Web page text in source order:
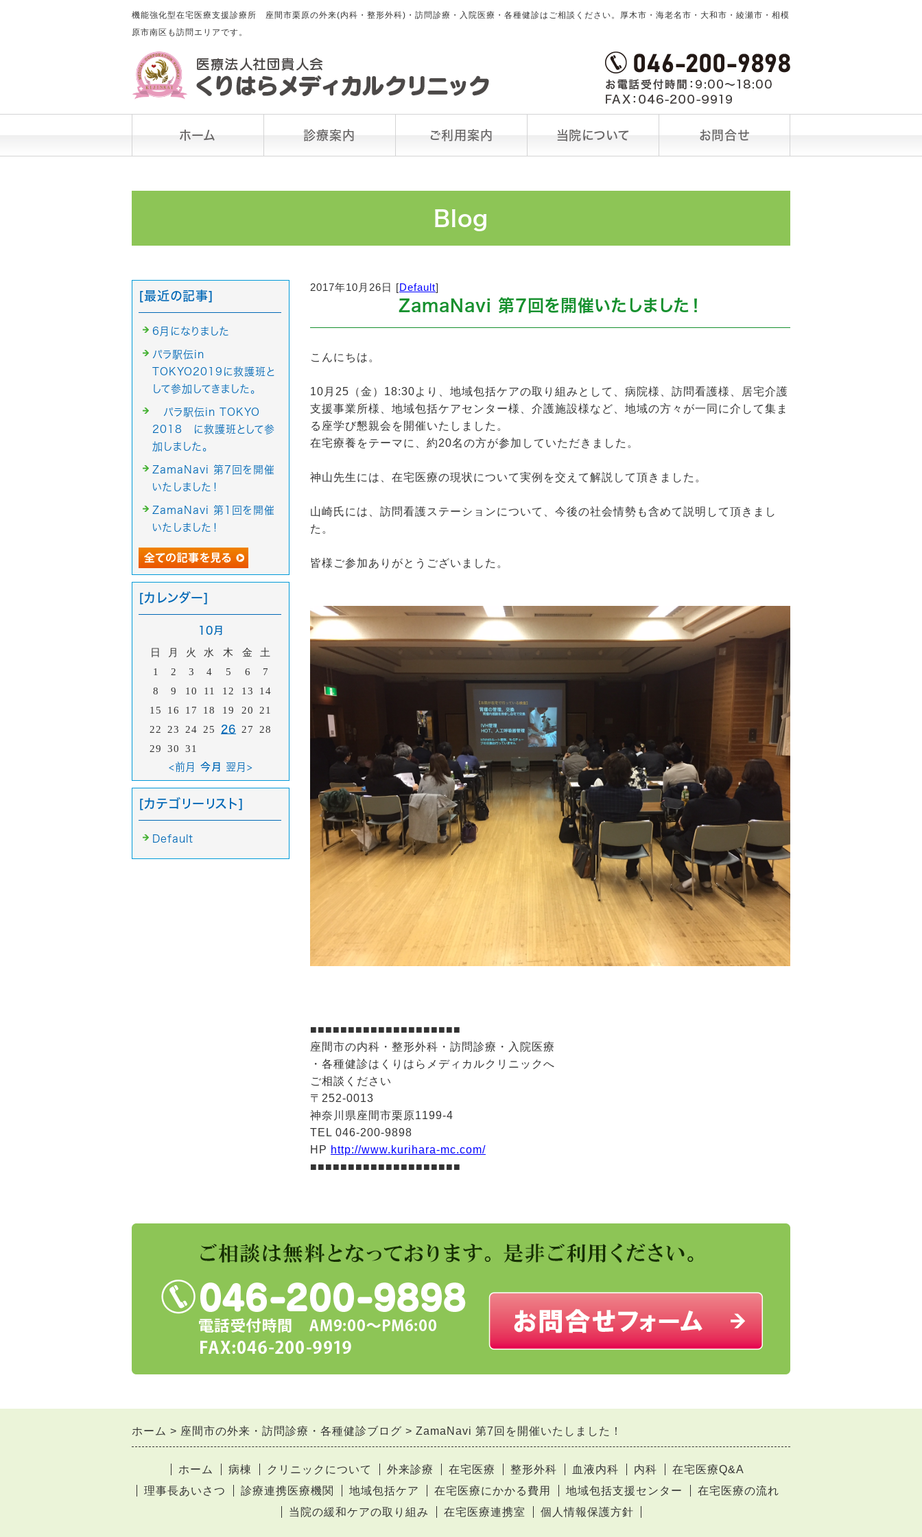
機能強化型在宅医療支援診療所 座間市栗原の外来(内科・整形外科)・訪問診療・入院医療・各種健診はご相談ください。厚木市・海老名市・大和市・綾瀬市・相模
原市南区も訪問エリアです。
ホーム 診療案内 ご利用案内 当院について お問合せ
Blog
2017年10月26日 [Default]
ZamaNavi 第7回を開催いたしました！
こんにちは。
10月25（金）18:30より、地域包括ケアの取り組みとして、病院様、訪問看護様、居宅介護
支援事業所様、地域包括ケアセンター様、介護施設様など、地域の方々が一同に介して集ま
る座学び懇親会を開催いたしました。
在宅療養をテーマに、約20名の方が参加していただきました。
神山先生には、在宅医療の現状について実例を交えて解説して頂きました。
山崎氏には、訪問看護ステーションについて、今後の社会情勢も含めて説明して頂きまし
た。
皆様ご参加ありがとうございました。
■■■■■■■■■■■■■■■■■■■■
座間市の内科・整形外科・訪問診療・入院医療
・各種健診はくりはらメディカルクリニックへ
ご相談ください
〒252-0013
神奈川県座間市栗原1199-4
TEL 046-200-9898
HP http://www.kurihara-mc.com/
■■■■■■■■■■■■■■■■■■■■
[最近の記事]
6月になりました
パラ駅伝in
TOKYO2019に救護班と
して参加してきました。
パラ駅伝in TOKYO
2018 に救護班として参
加しました。
ZamaNavi 第7回を開催
いたしました！
ZamaNavi 第1回を開催
いたしました！
[カレンダー]
10月
日 月 火 水 木 金
土
1
2 3 4 5 6
7
8
9 10 11 12 13
14
15
16 17 18 19 20
21
22
23 24 25 26 27
28
29
30 31
<前月 今月 翌月>
[カテゴリーリスト]
Default
ホーム 座間市の外来・訪問診療・各種健診ブログ ZamaNavi 第7回を開催いたしました！
ホーム 病棟 クリニックについて 外来診療 在宅医療 整形外科 血液内科 内科
在宅医療Q&A
理事長あいさつ
診療連携医療機関 地域包括ケア 在宅医療にかかる費用 地域包括支援センター
在宅医療の流れ
当院の緩和ケアの取り組み
在宅医療連携室 個人情報保護方針